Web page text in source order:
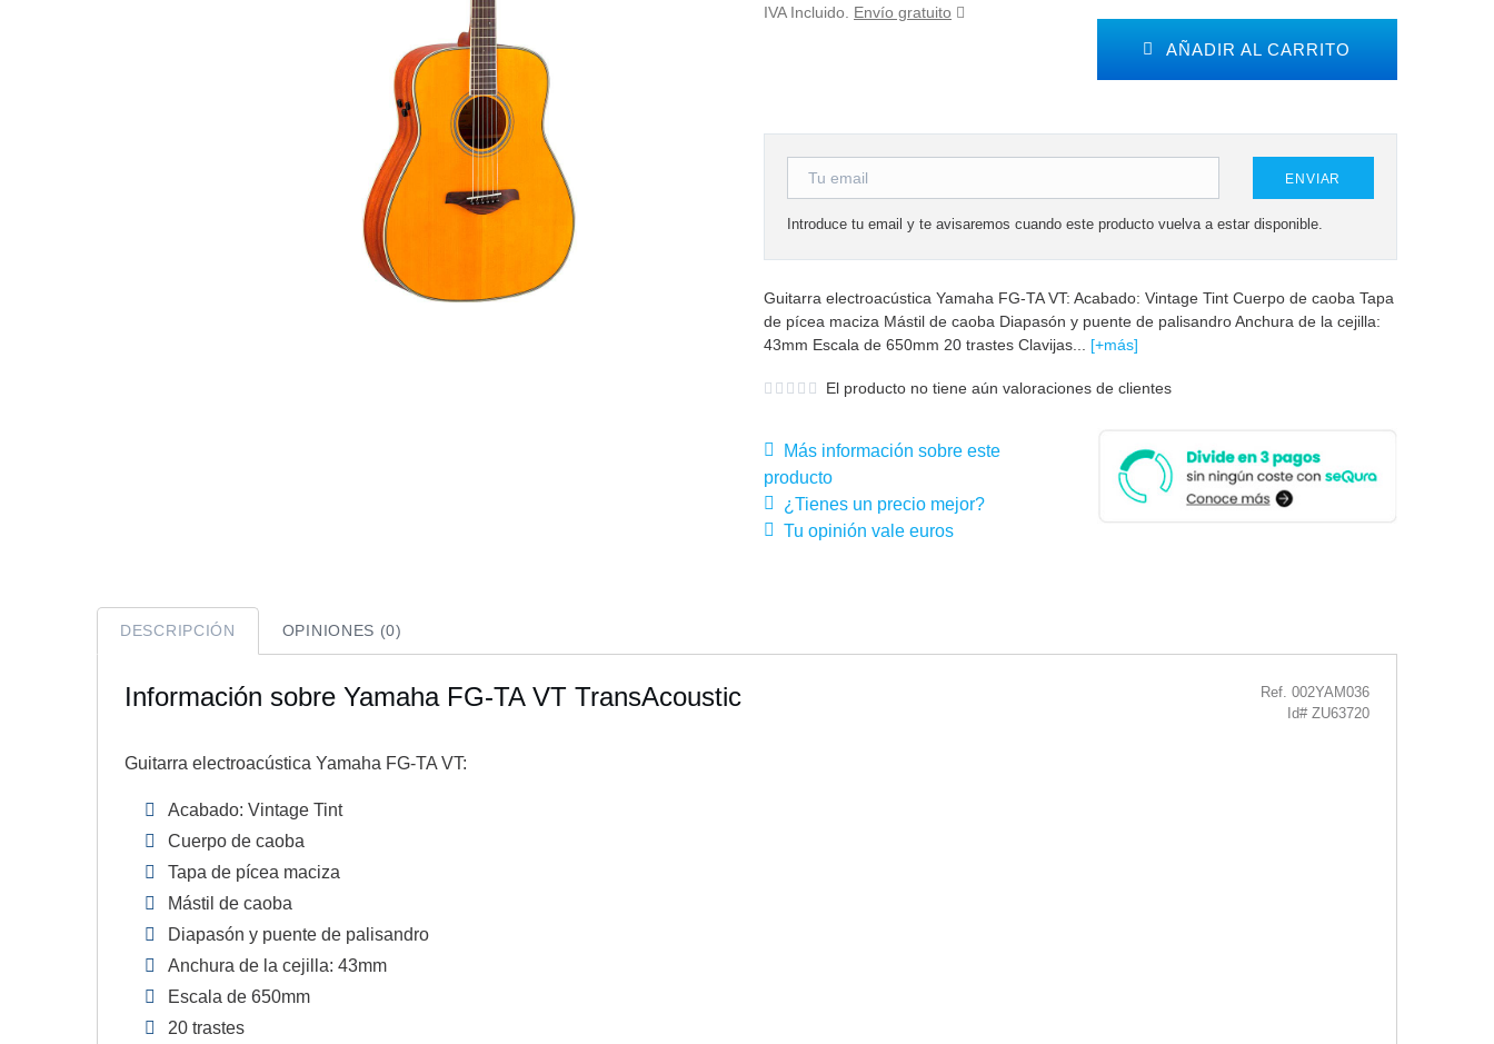
IVA Incluido. Envío gratuito
AÑADIR AL CARRITO
ENVIAR
Introduce tu email y te avisaremos cuando este producto vuelva a estar disponible.
Guitarra electroacústica Yamaha FG-TA VT: Acabado: Vintage Tint Cuerpo de caoba Tapa
de pícea maciza Mástil de caoba Diapasón y puente de palisandro Anchura de la cejilla:
43mm Escala de 650mm 20 trastes Clavijas... [+más]
El producto no tiene aún valoraciones de clientes
Más información sobre este
producto
¿Tienes un precio mejor?
Tu opinión vale euros
DESCRIPCIÓN OPINIONES (0)
Información sobre Yamaha FG-TA VT TransAcoustic
Ref. 002YAM036
Id# ZU63720
Guitarra electroacústica Yamaha FG-TA VT:
Acabado: Vintage Tint
Cuerpo de caoba
Tapa de pícea maciza
Mástil de caoba
Diapasón y puente de palisandro
Anchura de la cejilla: 43mm
Escala de 650mm
20 trastes